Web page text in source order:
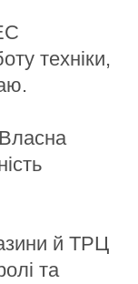
техніки,
Власна
й ТРЦ
та